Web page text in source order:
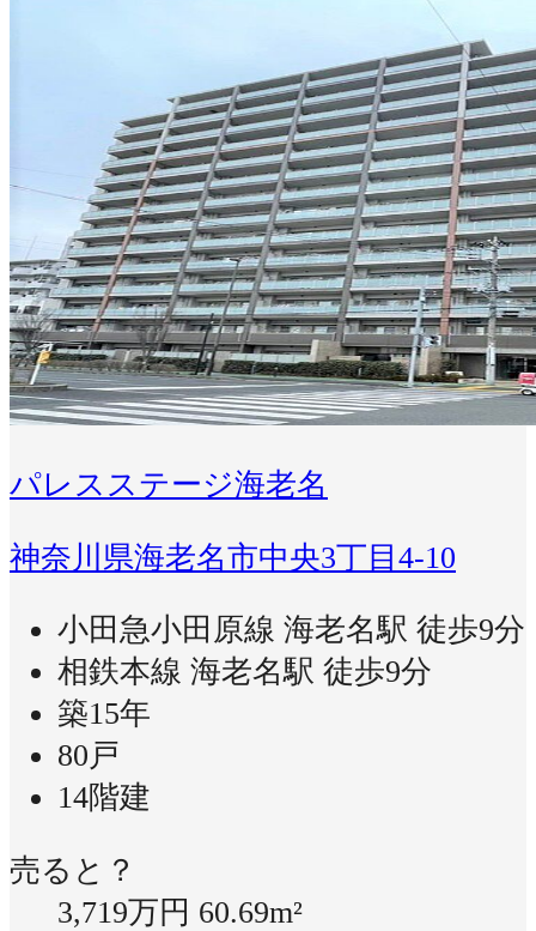
パレスステージ海老名
神奈川県海老名市中央3丁目4-10
小田急小田原線 海老名駅 徒歩9分
相鉄本線 海老名駅 徒歩9分
築15年
80戸
14階建
売ると？
3,719万円 60.69m²